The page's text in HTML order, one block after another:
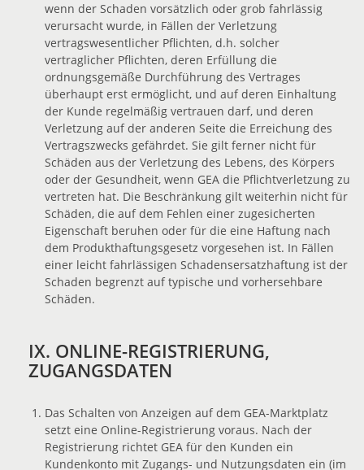
wenn der Schaden vorsätzlich oder grob fahrlässig
verursacht wurde, in Fällen der Verletzung
vertragswesentlicher Pflichten, d.h. solcher
vertraglicher Pflichten, deren Erfüllung die
ordnungsgemäße Durchführung des Vertrages
überhaupt erst ermöglicht, und auf deren Einhaltung
der Kunde regelmäßig vertrauen darf, und deren
Verletzung auf der anderen Seite die Erreichung des
Vertragszwecks gefährdet. Sie gilt ferner nicht für
Schäden aus der Verletzung des Lebens, des Körpers
oder der Gesundheit, wenn GEA die Pflichtverletzung zu
vertreten hat. Die Beschränkung gilt weiterhin nicht für
Schäden, die auf dem Fehlen einer zugesicherten
Eigenschaft beruhen oder für die eine Haftung nach
dem Produkthaftungsgesetz vorgesehen ist. In Fällen
einer leicht fahrlässigen Schadensersatzhaftung ist der
Schaden begrenzt auf typische und vorhersehbare
Schäden.
IX. ONLINE-REGISTRIERUNG,
ZUGANGSDATEN
Das Schalten von Anzeigen auf dem GEA-Marktplatz
setzt eine Online-Registrierung voraus. Nach der
Registrierung richtet GEA für den Kunden ein
Kundenkonto mit Zugangs- und Nutzungsdaten ein (im